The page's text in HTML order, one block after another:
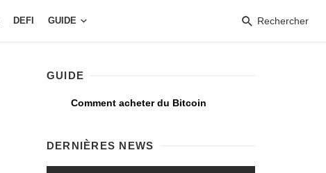
DEFI GUIDE Rechercher
GUIDE
Comment acheter du Bitcoin
DERNIÈRES NEWS